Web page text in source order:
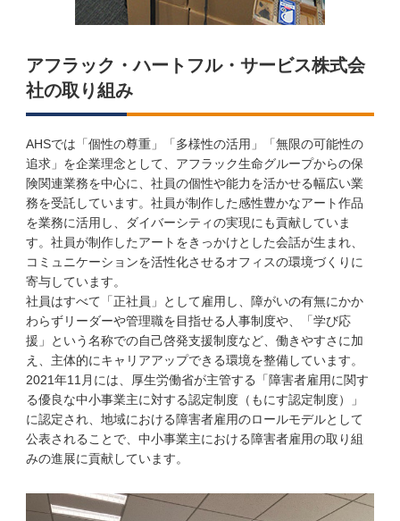
アフラック・ハートフル・サービス株式会
社の取り組み
AHSでは「個性の尊重」「多様性の活用」「無限の可能性の
追求」を企業理念として、アフラック生命グループからの保
険関連業務を中心に、社員の個性や能力を活かせる幅広い業
務を受託しています。社員が制作した感性豊かなアート作品
を業務に活用し、ダイバーシティの実現にも貢献していま
す。社員が制作したアートをきっかけとした会話が生まれ、
コミュニケーションを活性化させるオフィスの環境づくりに
寄与しています。
社員はすべて「正社員」として雇用し、障がいの有無にかか
わらずリーダーや管理職を目指せる人事制度や、「学び応
援」という名称での自己啓発支援制度など、働きやすさに加
え、主体的にキャリアアップできる環境を整備しています。
2021年11月には、厚生労働省が主管する「障害者雇用に関す
る優良な中小事業主に対する認定制度（もにす認定制度）」
に認定され、地域における障害者雇用のロールモデルとして
公表されることで、中小事業主における障害者雇用の取り組
みの進展に貢献しています。